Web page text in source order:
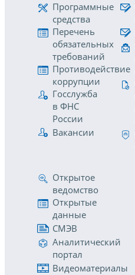
Программные
средства
Перечень
обязательных
требований
Противодействие
коррупции
Госслужба
в ФНС
России
Вакансии
Открытое
ведомство
Открытые
данные
СМЭВ
Аналитический
портал
Видеоматериалы